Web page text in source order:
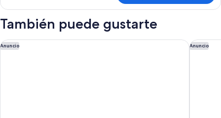
lanai
empresarial,
cama
size,
lanai
También puede gustarte
Anuncio
M Social Resort Penang Anuncio
Iconic